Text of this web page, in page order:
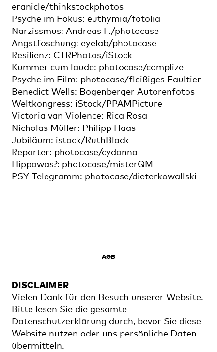
eranicle/thinkstockphotos
Psyche im Fokus: euthymia/fotolia
Narzissmus: Andreas F./photocase
Angstfoschung: eyelab/photocase
Resilienz: CTRPhotos/iStock
Kummer cum laude: photocase/complize
Psyche im Film: photocase/fleißiges Faultier
Benedict Wells: Bogenberger Autorenfotos
Weltkongress: iStock/PPAMPicture
Victoria van Violence: Rica Rosa
Nicholas Müller: Philipp Haas
Jubiläum: istock/RuthBlack
Reporter: photocase/cydonna
Hippowas?: photocase/misterQM
PSY-Telegramm: photocase/dieterkowallski
AGB
DISCLAIMER
Vielen Dank für den Besuch unserer Website.
Bitte lesen Sie die gesamte
Datenschutzerklärung durch, bevor Sie diese
Website nutzen oder uns persönliche Daten
übermitteln.